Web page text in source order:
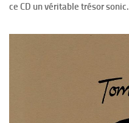
ce CD un véritable trésor sonic.